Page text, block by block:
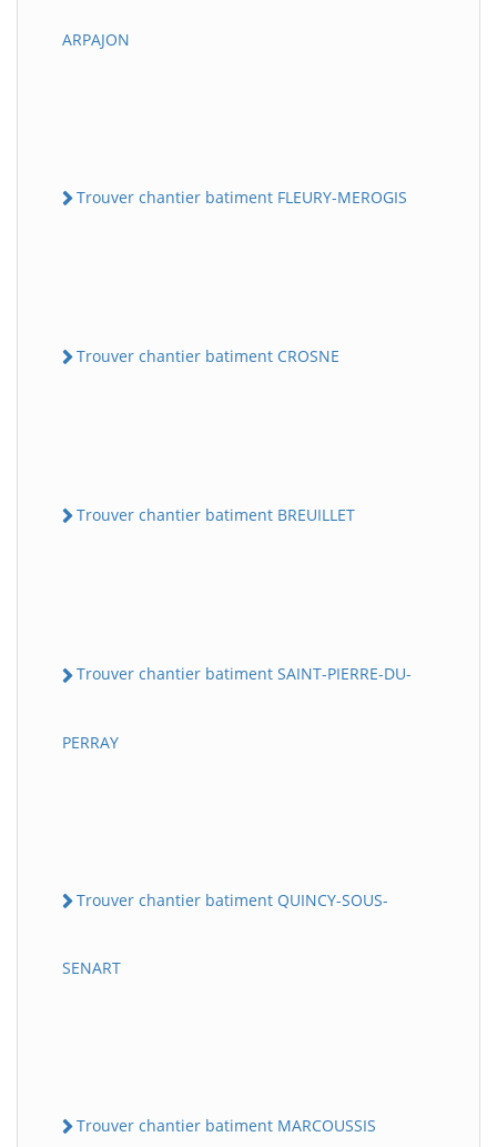
ARPAJON
Trouver chantier batiment FLEURY-MEROGIS
Trouver chantier batiment CROSNE
Trouver chantier batiment BREUILLET
Trouver chantier batiment SAINT-PIERRE-DU-
PERRAY
Trouver chantier batiment QUINCY-SOUS-
SENART
Trouver chantier batiment MARCOUSSIS